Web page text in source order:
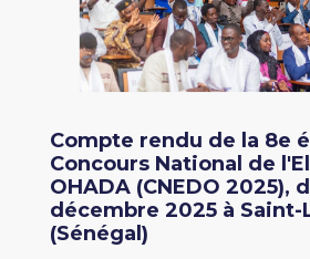
Compte rendu de la 8e
Concours National de
OHADA (CNEDO 2025),
décembre 2025 à Saint-
(Sénégal)